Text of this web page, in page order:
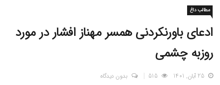
مطالب داغ
ادعای باورنکردنی همسر مهناز افشار در مورد
روزبه چشمی
25 آبان, 1401 515 بدون دیدگاه